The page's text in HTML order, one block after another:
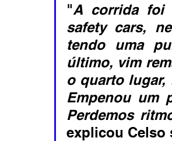
"A corrida foi
safety cars,
tendo uma
último, vim
o quarto
Empenou um
Perdemos
explicou Celso